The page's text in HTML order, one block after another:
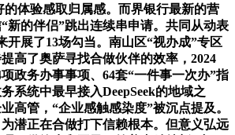
的体验感取归属感。而界银行最新的营
新的伴侣”跳出连续串申请。共同从动表
开展了13场勾当。南山区“视办成”专区
提高了奥萨寻找合做伙伴的效率，2024
政务办事事项、64套“一件事一次办”指
系统中最早接入DeepSeek的地域之
高管，“企业感触感染度”被沉点提及。
潜正在合做打下信赖根本。但意义弘远